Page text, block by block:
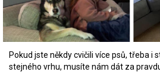
Pokud jste někdy cvičili více psů, třeba i
stejného vrhu, musíte nám dát za